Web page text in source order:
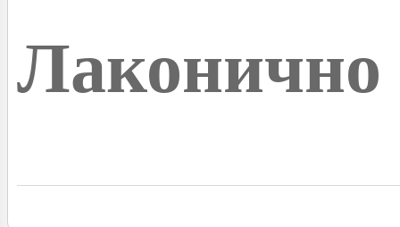
Лаконично